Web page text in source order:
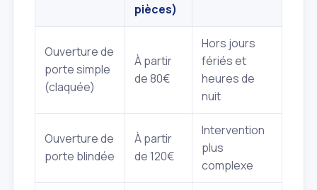
pièces)
Ouverture de
porte simple
(claquée)
À partir
de 80€
Hors jours
fériés et
heures de
nuit
Ouverture de
porte blindée
À partir
de 120€
Intervention
plus
complexe